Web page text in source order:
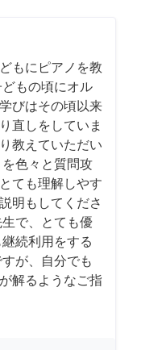
もにピアノを教
もの頃にオル
びはその頃以来
直しをしていま
教えていただい
色々と質問攻
ても理解しやす
明もしてくださ
で、とても優
続利用をする
が、自分でも
解るようなご指